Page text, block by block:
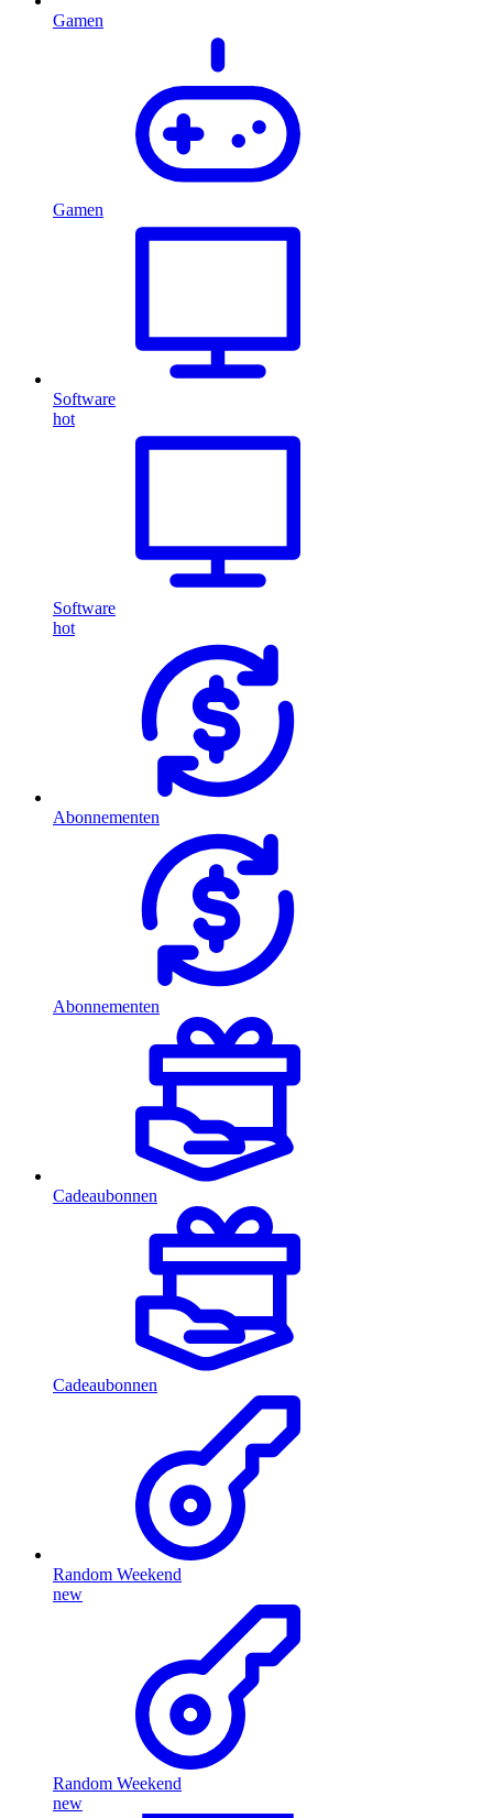
Gamen
Gamen
Software
hot
Software
hot
Abonnementen
Abonnementen
Cadeaubonnen
Cadeaubonnen
Random Weekend
new
Random Weekend
new